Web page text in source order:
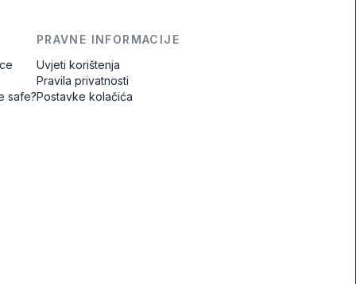
safe?
PRAVNE INFORMACIJE
Uvjeti korištenja
Pravila privatnosti
Postavke kolačića